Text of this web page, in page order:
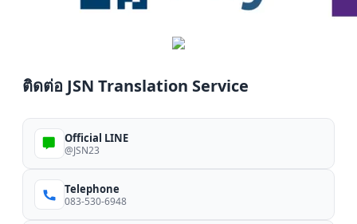
ติดต่อ JSN Translation Service
Official LINE
@JSN23
Telephone
083-530-6948